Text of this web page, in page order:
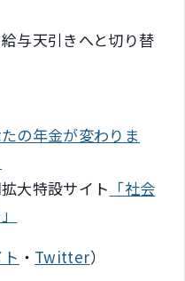
与天引きへと切り替
たの年金が変わりま
大特設サイト 「社会
・ Twitter）